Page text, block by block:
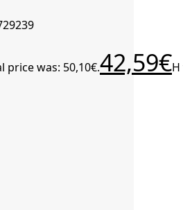
price was: 50,10€.42,59€Η